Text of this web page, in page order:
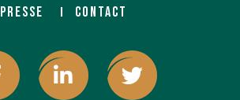
PRESSE
CONTACT